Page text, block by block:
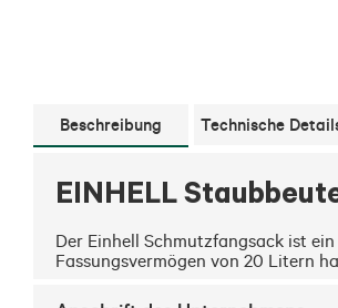
Beschreibung Technische
EINHELL
Der Einhell Schmutzfangsack ist
Fassungsvermögen von 20 Litern